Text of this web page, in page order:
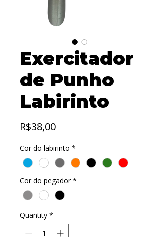
Exercitador
de Punho
Labirinto
R$38,00Price
Cor do labirinto *
Cor do pegador *
Quantity *